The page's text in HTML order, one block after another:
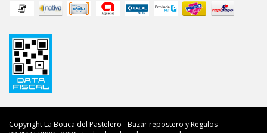
Copyright La Botica del Pastelero - Bazar repostero y Regalos -